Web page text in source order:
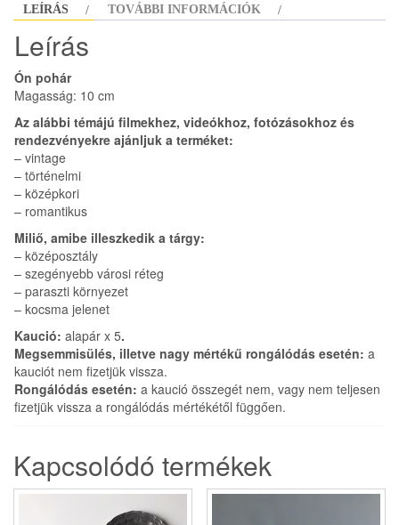
LEÍRÁS TOVÁBBI INFORMÁCIÓK
Leírás
Ón pohár
Magasság: 10 cm
Az alábbi témájú filmekhez, videókhoz, fotózásokhoz és
rendezvényekre ajánljuk a terméket:
– vintage
– történelmi
– középkori
– romantikus
Miliő, amibe illeszkedik a tárgy:
– középosztály
– szegényebb városi réteg
– paraszti környezet
– kocsma jelenet
Kaució: alapár x 5.
Megsemmisülés, illetve nagy mértékű rongálódás esetén: a
kauciót nem fizetjük vissza.
Rongálódás esetén: a kaució összegét nem, vagy nem teljesen
fizetjük vissza a rongálódás mértékétől függően.
Kapcsolódó termékek